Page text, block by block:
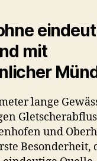
mit
lange
und
Besonderheit,